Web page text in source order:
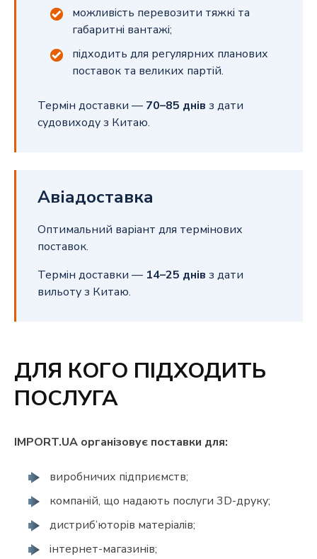
можливість перевозити тяжкі та
габаритні вантажі;
підходить для регулярних планових
поставок та великих партій.
Термін доставки — 70–85 днів з дати
судовиходу з Китаю.
Авіадоставка
Оптимальний варіант для термінових
поставок.
Термін доставки — 14–25 днів з дати
вильоту з Китаю.
ДЛЯ КОГО ПІДХОДИТЬ
ПОСЛУГА
IMPORT.UA організовує поставки для:
виробничих підприємств;
компаній, що надають послуги 3D-друку;
дистриб’юторів матеріалів;
інтернет-магазинів;